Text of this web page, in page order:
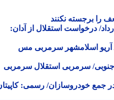
برجسته نکنند
درخواست استقلال از آدان:
اسلامشهر سرمربی مس
سرمربی استقلال سرمربی
خودروسازان/ رسمی: کاپیتان